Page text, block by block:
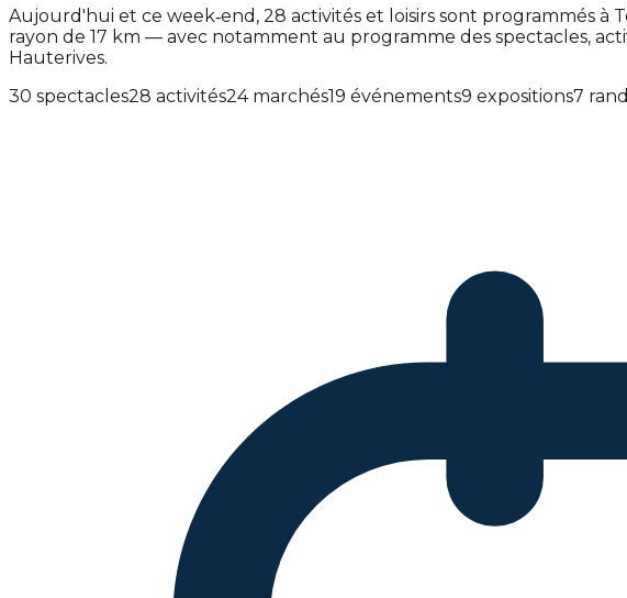
Aujourd'hui et ce week‑end, 28 activités et loisirs sont programmés
rayon de 17 km — avec notamment au programme des spectacles,
Hauterives.
30 spectacles28 activités24 marchés19 événements9 expositions7